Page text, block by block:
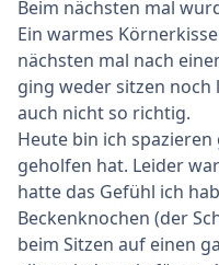
Beim nächsten mal
Ein warmes
nächsten mal nach
ging weder sitzen noch
auch nicht so richtig.
Heute bin ich
geholfen hat. Leider
hatte das Gefühl ich
Beckenknochen (der
beim Sitzen auf einen